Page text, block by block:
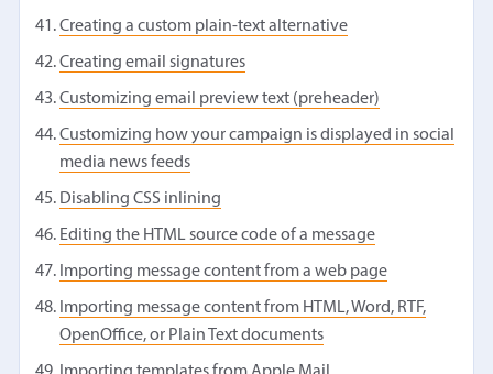
Creating a custom plain-text alternative
Creating email signatures
Customizing email preview text (preheader)
Customizing how your campaign is displayed in social
media news feeds
Disabling CSS inlining
Editing the HTML source code of a message
Importing message content from a web page
Importing message content from HTML, Word, RTF,
OpenOffice, or Plain Text documents